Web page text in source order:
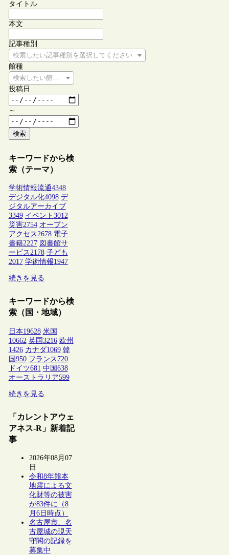
タイトル
本文
記事種別
検索したい記事種別を選択してください
館種
検索したい館種を選択してください
投稿日
～
検索
キーワードから検
索（テーマ）
学術情報流通4348
デジタル化4098 デ
ジタルアーカイブ
3349 イベント 3012
災害2754 オープン
アクセス2678 電子
書籍2227 図書館サ
ービス2178 子ども
2017 学術情報1947
続きを見る
キーワードから検
索（国・地域）
日本19628 米国
10662 英国3216 欧州
1426 カナダ1069 韓
国950 フランス 720
ドイツ681 中国638
オーストラリア599
続きを見る
「カレントアウェ
アネス-R」新着記
事
2026年08月07
日
令和8年熊本
地震による文
化財等の被害
が83件に（8
月6日時点）
名古屋市、名
古屋城の現天
守閣の記録を
募集中